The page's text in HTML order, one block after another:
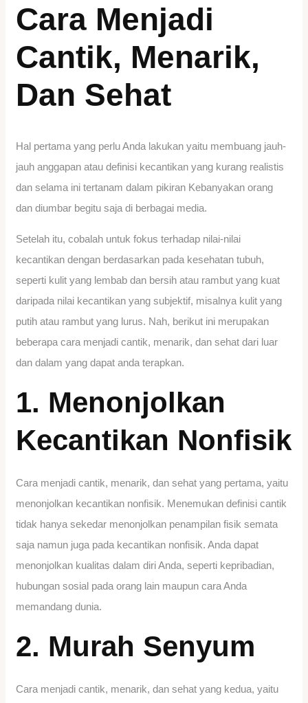
Cara Menjadi
Cantik, Menarik,
Dan Sehat
Hal pertama yang perlu Anda lakukan yaitu membuang jauh-
jauh anggapan atau definisi kecantikan yang kurang realistis
dan selama ini tertanam dalam pikiran Kebanyakan orang
dan diumbar begitu saja di berbagai media.
Setelah itu, cobalah untuk fokus terhadap nilai-nilai
kecantikan dengan berdasarkan pada kesehatan tubuh,
seperti kulit yang lembab dan bersih atau rambut yang kuat
daripada nilai kecantikan yang subjektif, misalnya kulit yang
putih atau rambut yang lurus. Nah, berikut ini merupakan
beberapa cara menjadi cantik, menarik, dan sehat dari luar
dan dalam yang dapat anda terapkan.
1. Menonjolkan
Kecantikan Nonfisik
Cara menjadi cantik, menarik, dan sehat yang pertama, yaitu
menonjolkan kecantikan nonfisik. Menemukan definisi cantik
tidak hanya sekedar menonjolkan penampilan fisik semata
saja namun juga pada kecantikan nonfisik. Anda dapat
menonjolkan kualitas dalam diri Anda, seperti kepribadian,
hubungan sosial pada orang lain maupun cara Anda
memandang dunia.
2. Murah Senyum
Cara menjadi cantik, menarik, dan sehat yang kedua, yaitu